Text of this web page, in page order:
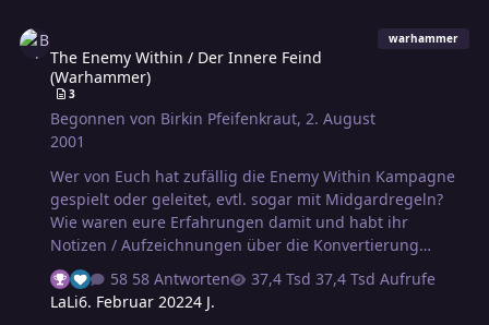
dürften unter einer schlechten Übersetzung leiden. Ich
hatte richtig Spaß beim Lesen des (englischen)
Szenarios. Viele Zufallsbegegenungen und Sequenzen
habe ich 1:1 gelitten, wie sie aufgeschrieben und
erdacht wurden. Nur vereinzelnt habe ich et…
The Enemy Within / Der Innere Feind
(Warhammer)
3
Begonnen von Birkin Pfeifenkraut, 2. August
2001
warhammer
Wer von Euch hat zufällig die Enemy Within Kampagne
gespielt oder geleitet, evtl. sogar mit Midgardregeln?
Wie waren eure Erfahrungen damit und habt ihr
Notizen / Aufzeichnungen über die Konvertierung
Warhammer bzw. Midgard? Gruß Birkin PS: Ich hab die
Kampagne einmal als Spieler und später als SL erlebt
und war begeistert. Allerdings war es beidemale nach
58 Antworten
37,4 Tsd Aufrufe
LaLi6. Februar 20224 J.